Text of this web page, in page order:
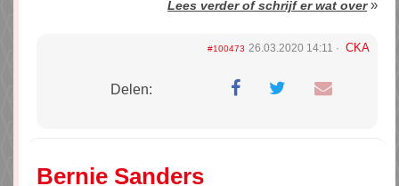
Lees verder of schrijf er wat over»
#100473 26.03.2020 14:11 CKA
Delen:
Bernie Sanders